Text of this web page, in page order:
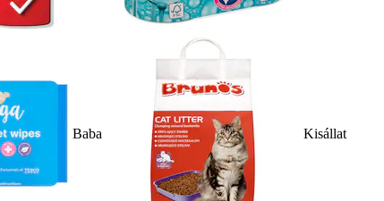
Baba Kisállat